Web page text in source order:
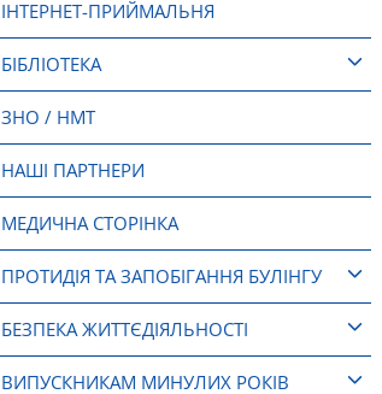
ІНТЕРНЕТ-ПРИЙМАЛЬНЯ
БІБЛІОТЕКА
ЗНО / НМТ
НАШІ ПАРТНЕРИ
МЕДИЧНА СТОРІНКА
ПРОТИДІЯ ТА ЗАПОБІГАННЯ БУЛІНГУ
БЕЗПЕКА ЖИТТЄДІЯЛЬНОСТІ
ВИПУСКНИКАМ МИНУЛИХ РОКІВ